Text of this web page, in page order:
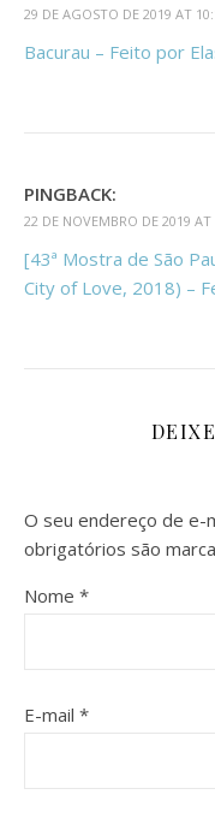
29 DE AGOSTO DE 2019 AT
Bacurau – Feito por
PINGBACK:
22 DE NOVEMBRO DE 2019 AT
[43ª Mostra de São
City of Love, 2018) –
O seu endereço de e-
obrigatórios são
Nome *
E-mail *